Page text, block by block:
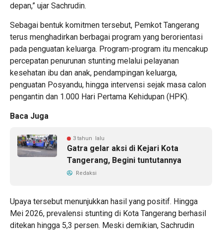
depan,” ujar Sachrudin.
Sebagai bentuk komitmen tersebut, Pemkot Tangerang
terus menghadirkan berbagai program yang berorientasi
pada penguatan keluarga. Program-program itu mencakup
percepatan penurunan stunting melalui pelayanan
kesehatan ibu dan anak, pendampingan keluarga,
penguatan Posyandu, hingga intervensi sejak masa calon
pengantin dan 1.000 Hari Pertama Kehidupan (HPK).
Baca Juga
3 tahun lalu
Gatra gelar aksi di Kejari Kota
Tangerang, Begini tuntutannya
Redaksi
Upaya tersebut menunjukkan hasil yang positif. Hingga
Mei 2026, prevalensi stunting di Kota Tangerang berhasil
ditekan hingga 5,3 persen. Meski demikian, Sachrudin